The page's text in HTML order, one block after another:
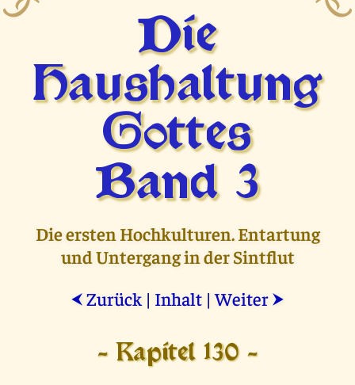
Die
Haushaltung
Gottes
Band 3
Die ersten Hochkulturen. Entartung
und Untergang in der Sintflut
⮜ Zurück | Inhalt |Weiter ⮞
- Kapitel 130 -